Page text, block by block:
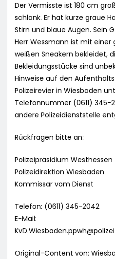
Der Vermisste ist 180 cm
schlank. Er hat kurze graue
Stirn und blaue Augen. Sein
Herr Wessmann ist mit einer
weißen Sneakern bekleidet,
Bekleidungsstücke sind
Hinweise auf den
Polizeirevier in Wiesbaden
Telefonnummer (0611) 345-
andere Polizeidienststelle
Rückfragen bitte an:
Polizeipräsidium Westhessen
Polizeidirektion Wiesbaden
Kommissar vom Dienst
Telefon: (0611) 345-2042
E-Mail:
Original-Content von: